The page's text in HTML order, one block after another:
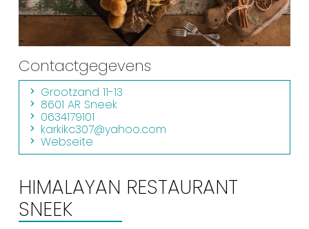
Übernachten
Einkaufen
Veranstaltungskalender
Häufig besuchte Seiten:
Stadtplan
Sneek mit Kinder
VVV Sneek
Drahtloses Internet
Sehenswürdigkeiten
Contactgegevens
Grootzand 11-13
8601 AR Sneek
0634179101
karkikc307@yahoo.com
Webseite
HIMALAYAN RESTAURANT
SNEEK